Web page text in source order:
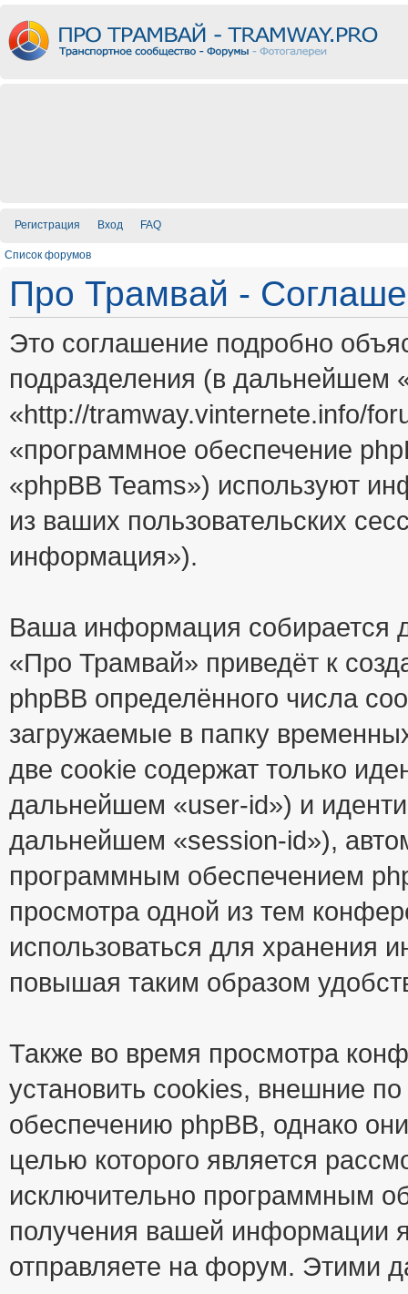
Регистрация Вход FAQ
Список форумов
Про Трамвай -
Это соглашение подробно
подразделения (в
«http://tramway.vinternete.info/
«программное обеспечение
«phpBB Teams») используют
из ваших пользовательских
информация»).
Ваша информация собирается
«Про Трамвай» приведёт к
phpBB определённого числа
загружаемые в папку
две cookie содержат только
дальнейшем «user-id») и
дальнейшем «session-id»),
программным обеспечением
просмотра одной из тем
использоваться для хранения
повышая таким образом
Также во время просмотра
установить cookies, внешние
обеспечению phpBB, однако
целью которого является
исключительно программным
получения вашей информации
отправляете на форум. Этими